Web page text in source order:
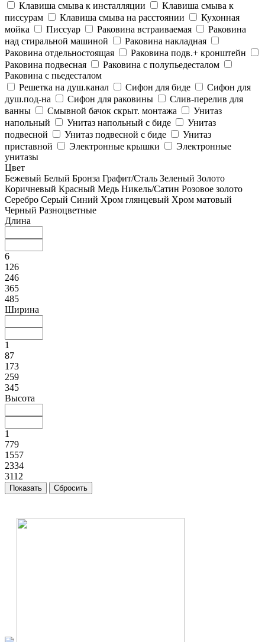
Клавиша смыва к инсталляции
Клавиша смыва к
писсурам
Клавиша смыва на расстоянии
Кухонная
мойка
Писсуар Раковина встраиваемая
Раковина
над стиральной машиной
Раковина накладная
Раковина отдельностоящая
Раковина подв.+ кронштейн
Раковина подвесная
Раковина с полупьедесталом
Раковина с пьедесталом
Решетка на душ.канал
Сифон для биде
Сифон для
душ.под-на
Сифон для раковины
Слив-перелив для
ванны
Смывной бачок скрыт. монтажа
Унитаз
напольный
Унитаз напольный с биде
Унитаз
подвесной
Унитаз подвесной с биде
Унитаз
приставной
Электронные крышки
Электронные
унитазы
Цвет
Бежевый Белый Бронза Графит/Сталь Зеленый Золото
Коричневый Красный Медь Никель/Сатин Розовое золото
Серебро Серый Синий Хром глянцевый Хром матовый
Черный Разноцветные
Длина
6
126
246
365
485
Ширина
1
87
173
259
345
Высота
1
779
1557
2334
3112